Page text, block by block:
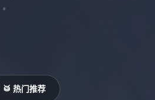
🥁 热门推荐